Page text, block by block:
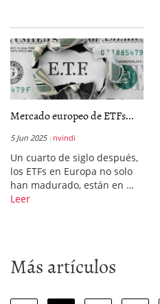
Mercado europeo de ETFs...
5 Jun 2025 nvindi
Un cuarto de siglo después,
los ETFs en Europa no solo
han madurado, están en …
Leer
Más artículos